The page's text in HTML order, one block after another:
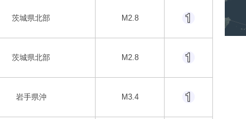
茨城県北部 M2.8
茨城県北部 M2.8
岩手県沖 M3.4